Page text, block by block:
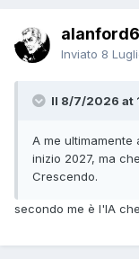
progress.”
Inviato 8
Il 8/7/2026 at
A me
inizio 2027, ma
Crescendo.
secondo me è l'IA